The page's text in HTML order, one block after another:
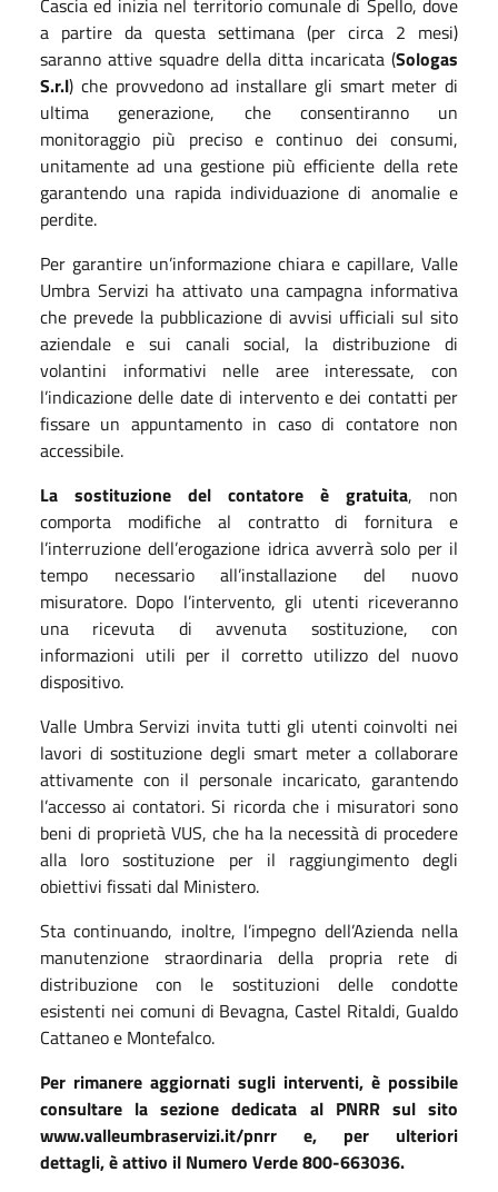
a partire da questa settimana (per circa 2 mesi)
saranno attive squadre della ditta incaricata (Sologas
S.r.l) che provvedono ad installare gli smart meter di
ultima generazione, che consentiranno un
monitoraggio più preciso e continuo dei consumi,
unitamente ad una gestione più efficiente della rete
garantendo una rapida individuazione di anomalie e
perdite.
Per garantire un’informazione chiara e capillare, Valle
Umbra Servizi ha attivato una campagna informativa
che prevede la pubblicazione di avvisi ufficiali sul sito
aziendale e sui canali social, la distribuzione di
volantini informativi nelle aree interessate, con
l’indicazione delle date di intervento e dei contatti per
fissare un appuntamento in caso di contatore non
accessibile.
La sostituzione del contatore è gratuita, non
comporta modifiche al contratto di fornitura e
l’interruzione dell’erogazione idrica avverrà solo per il
tempo necessario all’installazione del nuovo
misuratore. Dopo l’intervento, gli utenti riceveranno
una ricevuta di avvenuta sostituzione, con
informazioni utili per il corretto utilizzo del nuovo
dispositivo.
Valle Umbra Servizi invita tutti gli utenti coinvolti nei
lavori di sostituzione degli smart meter a collaborare
attivamente con il personale incaricato, garantendo
l’accesso ai contatori. Si ricorda che i misuratori sono
beni di proprietà VUS, che ha la necessità di procedere
alla loro sostituzione per il raggiungimento degli
obiettivi fissati dal Ministero.
Sta continuando, inoltre, l’impegno dell’Azienda nella
manutenzione straordinaria della propria rete di
distribuzione con le sostituzioni delle condotte
esistenti nei comuni di Bevagna, Castel Ritaldi, Gualdo
Cattaneo e Montefalco.
Per rimanere aggiornati sugli interventi, è possibile
consultare la sezione dedicata al PNRR sul sito
www.valleumbraservizi.it/pnrr e, per ulteriori
dettagli, è attivo il Numero Verde 800-663036.